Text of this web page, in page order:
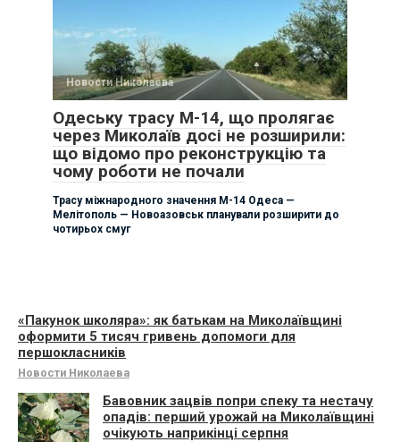
Новости Николаева
Одеську трасу М-14, що пролягає
через Миколаїв досі не розширили:
що відомо про реконструкцію та
чому роботи не почали
Трасу міжнародного значення М-14 Одеса —
Мелітополь — Новоазовськ планували розширити до
чотирьох смуг
«Пакунок школяра»: як батькам на Миколаївщині
оформити 5 тисяч гривень допомоги для
першокласників
Новости Николаева
Бавовник зацвів попри спеку та нестачу
опадів: перший урожай на Миколаївщині
очікують наприкінці серпня